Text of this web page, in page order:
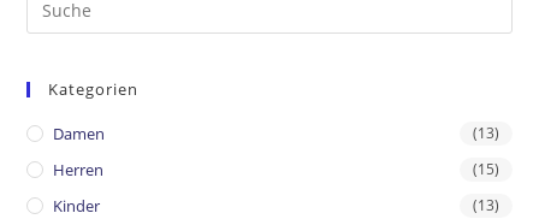
Kategorien
Damen (13)
Herren (15)
Kinder (13)